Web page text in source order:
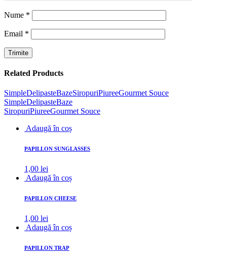
Nume *
Email *
Related Products
SimpleDelipasteBazeSiropuriPiureeGourmet Souce
SimpleDelipasteBaze
SiropuriPiureeGourmet Souce
Adaugă în coș
PAPILLON SUNGLASSES
1,00 lei
Adaugă în coș
PAPILLON CHEESE
1,00 lei
Adaugă în coș
PAPILLON TRAP